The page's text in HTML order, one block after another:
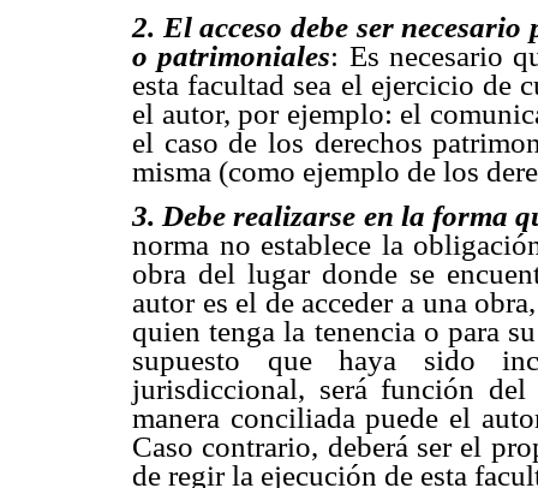
2. El acceso debe ser
o patrimoniales: Es necesario
esta facultad sea el ejercicio de
el autor, por ejemplo: el
el caso de los derechos
misma (como ejemplo de los
3. Debe realizarse en la forma
norma no establece la
obra del lugar donde se
autor es el de acceder a una
quien tenga la tenencia o para
supuesto que haya sido
jurisdiccional, será función
manera conciliada puede el
Caso contrario, deberá ser el
de regir la ejecución de esta